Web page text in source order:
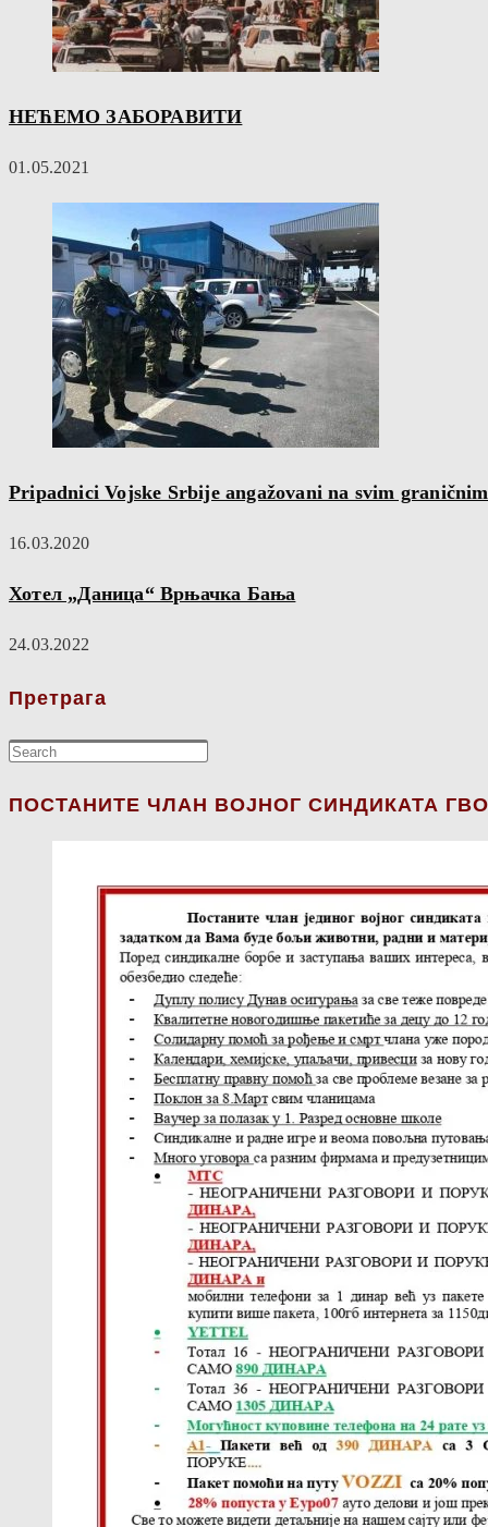
НЕЋЕМО ЗАБОРАВИТИ
01.05.2021
Pripadnici Vojske Srbije angažovani na svim
16.03.2020
Хотел „Даница“ Врњачка Бања
24.03.2022
Претрага
ПОСТАНИТЕ ЧЛАН ВОЈНОГ СИНДИКАТА